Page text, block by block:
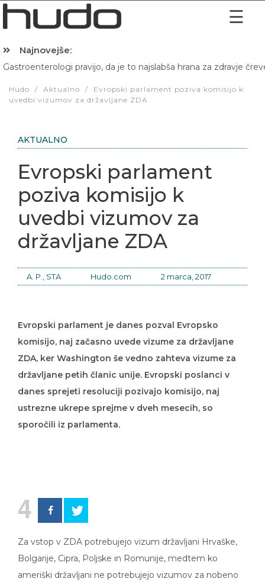
Najnovejše:
Gastroenterologi pravijo, da je to najslabša hrana za zdravje
Hudo / Aktualno /
Evropski parlament poziva komisijo k
uvedbi vizumov za državljane ZDA
AKTUALNO
Evropski parlament
poziva komisijo k
uvedbi vizumov za
državljane ZDA
A. P., STA Hudo.com 2 marca, 2017
Evropski parlament je danes pozval Evropsko
komisijo, naj začasno uvede vizume za državljane
ZDA, ker Washington še vedno zahteva vizume za
državljane petih članic unije. Evropski poslanci v
danes sprejeti resoluciji pozivajo komisijo, naj
ustrezne ukrepe sprejme v dveh mesecih, so
sporočili iz parlamenta.
4
Za vstop v ZDA potrebujejo vizum državljani Hrvaške,
Bolgarije, Cipra, Poljske in Romunije, medtem ko
ameriški državljani ne potrebujejo vizumov za nobeno